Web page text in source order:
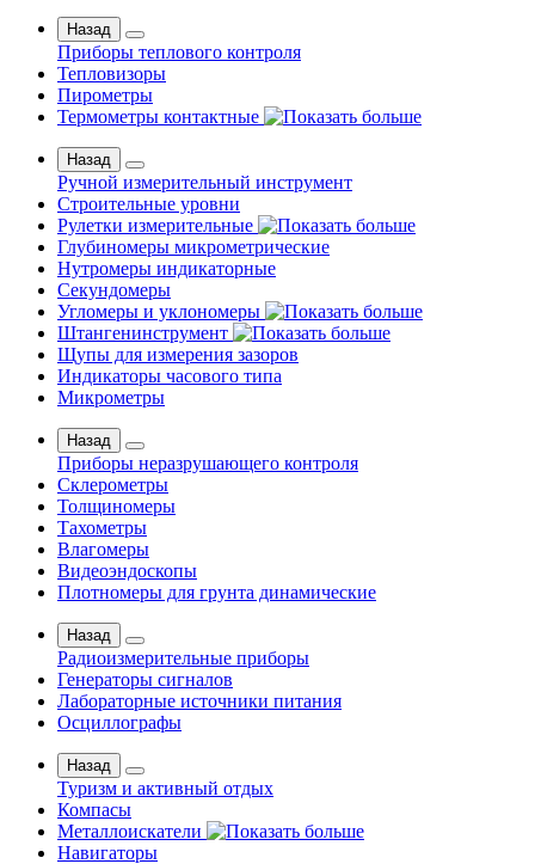
Назад
Приборы теплового контроля
Тепловизоры
Пирометры
Термометры контактные
Назад
Ручной измерительный инструмент
Строительные уровни
Рулетки измерительные
Глубиномеры микрометрические
Нутромеры индикаторные
Секундомеры
Угломеры и уклономеры
Штангенинструмент
Щупы для измерения зазоров
Индикаторы часового типа
Микрометры
Назад
Приборы неразрушающего контроля
Склерометры
Толщиномеры
Тахометры
Влагомеры
Видеоэндоскопы
Плотномеры для грунта динамические
Назад
Радиоизмерительные приборы
Генераторы сигналов
Лабораторные источники питания
Осциллографы
Назад
Туризм и активный отдых
Компасы
Металлоискатели
Навигаторы